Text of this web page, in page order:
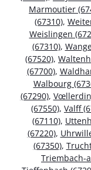
Marmoutier
(67310),
Weislingen
(67310),
(67520),
(67700),
Walbourg
(67290),
(67550), Valff
(67110),
(67220),
(67350),
Triembach-